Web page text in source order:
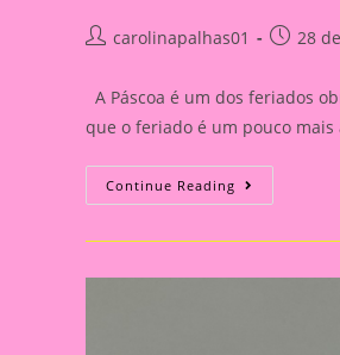
Postcarolinapalhas01
Post28
A Páscoa é um dos feriados
que o feriado é um pouco
Continue Reading Atividade
Páscoa